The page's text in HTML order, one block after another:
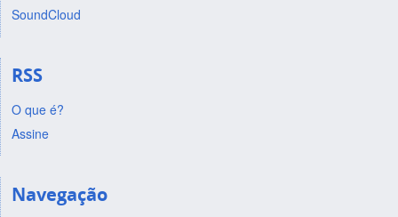
SoundCloud
RSS
O que é?
Assine
Navegação